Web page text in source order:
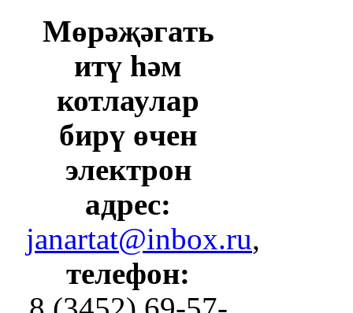
Мөрәҗәгать
итү һәм
котлаулар
бирү өчен
электрон
адрес:
janartat@inbox.ru,
телефон: